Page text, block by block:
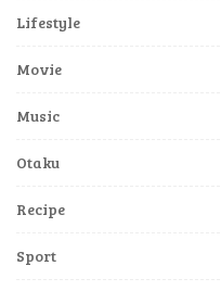
Lifestyle
Movie
Music
Otaku
Recipe
Sport